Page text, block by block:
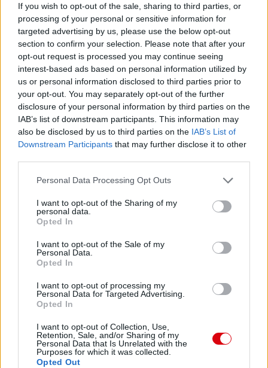
If you wish to opt-out of the sale, sharing to third parties, or
processing of your personal or sensitive information for
targeted advertising by us, please use the below opt-out
section to confirm your selection. Please note that after your
opt-out request is processed you may continue seeing
interest-based ads based on personal information utilized by
us or personal information disclosed to third parties prior to
your opt-out. You may separately opt-out of the further
disclosure of your personal information by third parties on the
IAB’s list of downstream participants. This information may
also be disclosed by us to third parties on the IAB’s List of
Downstream Participants that may further disclose it to other
Please note that this website/app uses one or more Google
not limited to your visit or usage behaviour. You may click to
grant or deny consent to Google and its third-party tags to
use your data for below specified purposes in below Google
consent section.
Personal Data Processing Opt Outs
I want to opt-out of the Sharing of my
personal data.
Opted In
I want to opt-out of the Sale of my
Personal Data.
Opted In
I want to opt-out of processing my
Personal Data for Targeted Advertising.
Opted In
I want to opt-out of Collection, Use,
Retention, Sale, and/or Sharing of my
Personal Data that Is Unrelated with the
Purposes for which it was collected.
Opted Out
Meccs Center
Paris Saint-Germain
Manchester United
Felkészülési szezon 4. mérkőzés
Nya Ullevi, Göteborg
2026-08-08 17:00
1 nap 3 óra 19 perc 2 másodperc